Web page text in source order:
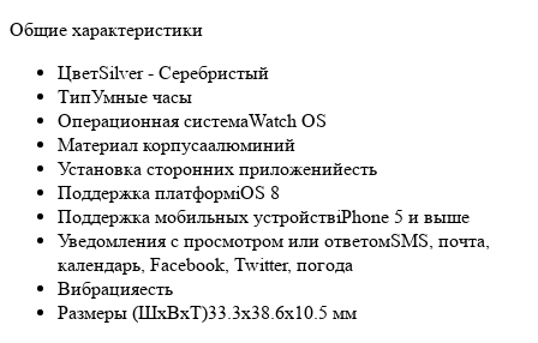
Общие характеристики
ЦветSilver - Серебристый
ТипУмные часы
Операционная системаWatch OS
Материал корпусаалюминий
Установка сторонних приложенийесть
Поддержка платформiOS 8
Поддержка мобильных устройствiPhone 5 и выше
Уведомления с просмотром или ответомSMS, почта,
календарь, Facebook, Twitter, погода
Вибрацияесть
Размеры (ШxВxТ)33.3x38.6x10.5 мм